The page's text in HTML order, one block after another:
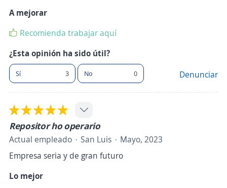
A mejorar
Recomienda trabajar aquí
¿Esta opinión ha sido útil?
Sí 3 No 0 Denunciar
Repositor ho operario
Actual empleado San Luis
Mayo, 2023
Empresa seria y de gran futuro
Lo mejor